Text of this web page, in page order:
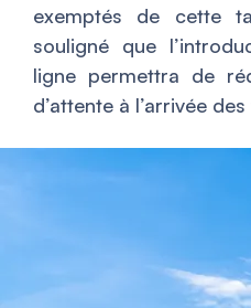
exemptés de cette
souligné que
ligne permettra de
d’attente à l’arrivée